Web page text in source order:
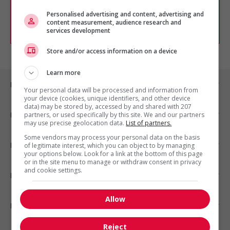
d'intérêt en emploi en vousinscrivant
comme membre Jobboom.
Emplois par ville
Emplois par secteur
Emplois par statut
Emplois par type
Nos suggestions
Personalised advertising and content, advertising and
content measurement, audience research and
services development
Store and/or access information on a device
Learn more
Your personal data will be processed and information from
your device (cookies, unique identifiers, and other device
data) may be stored by, accessed by and shared with 207
partners, or used specifically by this site. We and our partners
may use precise geolocation data. List of partners.
Some vendors may process your personal data on the basis
of legitimate interest, which you can object to by managing
your options below. Look for a link at the bottom of this page
or in the site menu to manage or withdraw consent in privacy
and cookie settings.
Allow
Reject